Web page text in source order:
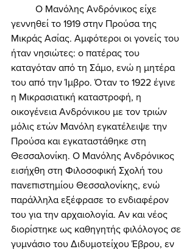
γεννηθεί το 1919 στην Προύσα της
Μικράς Ασίας. Αμφότεροι οι γονείς του
ήταν νησιώτες: ο πατέρας του
καταγόταν από τη Σάμο, ενώ η μητέρα
του από την Ίμβρο. Όταν το 1922 έγινε
η Μικρασιατική καταστροφή, η
οικογένεια Ανδρόνικου με τον τριών
μόλις ετών Μανόλη εγκατέλειψε την
Προύσα και εγκαταστάθηκε στη
Θεσσαλονίκη. Ο Μανόλης Ανδρόνικος
εισήχθη στη Φιλοσοφική Σχολή του
πανεπιστημίου Θεσσαλονίκης, ενώ
παράλληλα εξέφρασε το ενδιαφέρον
του για την αρχαιολογία. Αν και νέος
διορίστηκε ως καθηγητής φιλόλογος σε
γυμνάσιο του Διδυμοτείχου Έβρου, εν